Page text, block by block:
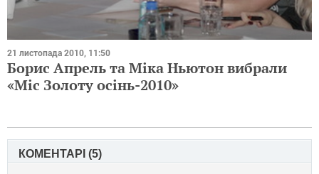
21 листопада 2010, 11:50
Борис Апрель та Міка Ньютон вибрали
«Міс Золоту осінь-2010»
КОМЕНТАРІ (5)